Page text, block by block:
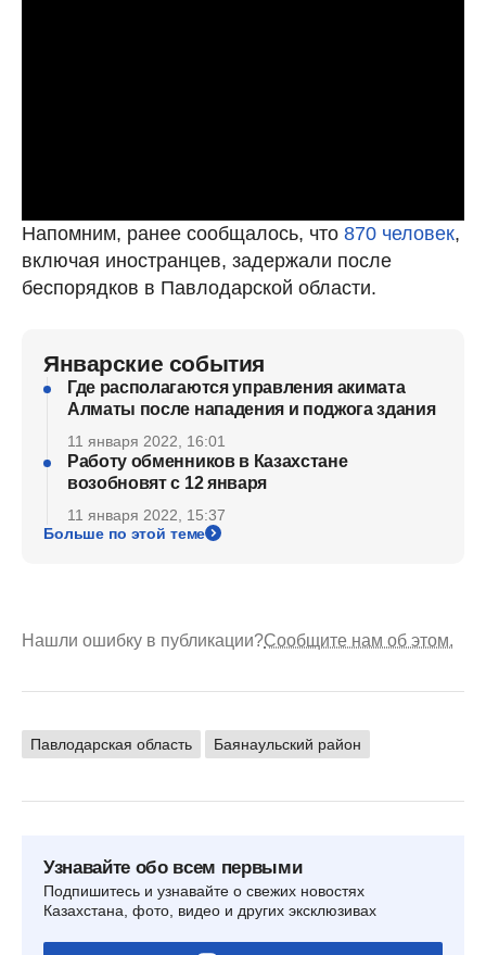
Напомним, ранее сообщалось, что 870 человек,
включая иностранцев, задержали после
беспорядков в Павлодарской области.
Январские события
Где располагаются управления акимата
Алматы после нападения и поджога здания
11 января 2022, 16:01
Работу обменников в Казахстане
возобновят с 12 января
11 января 2022, 15:37
Больше по этой теме
Нашли ошибку в публикации?Сообщите нам об этом.
Павлодарская область Баянаульский район
Узнавайте обо всем первыми
Подпишитесь и узнавайте о свежих новостях
Казахстана, фото, видео и других эксклюзивах